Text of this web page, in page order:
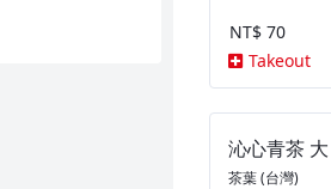
NT$ 70
Takeout
沁心青茶 大
茶葉 (台灣)